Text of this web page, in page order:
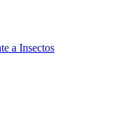
a Insectos